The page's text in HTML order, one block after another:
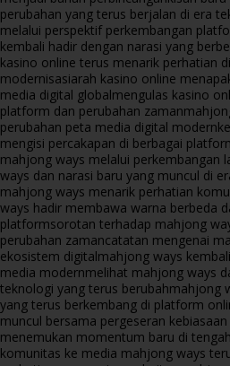
perubahan yang terus berjalan di era
melalui perspektif perkembangan
kembali hadir dengan narasi yang
kasino online terus menarik perhatian
modernisasiarah kasino online
media digital globalmengulas kasino
platform dan perubahan zaman
perubahan peta media digital modern
mengisi percakapan di berbagai
mahjong ways melalui perkembangan
ways dan narasi baru yang muncul di
mahjong ways menarik perhatian
ways hadir membawa warna berbeda
platformsorotan terhadap mahjong
perubahan zamancatatan mengenai
ekosistem digitalmahjong ways
media modernmelihat mahjong ways
teknologi yang terus berubahmahjong
yang terus berkembang di platform
muncul bersama pergeseran
menemukan momentum baru di
komunitas ke media mahjong ways